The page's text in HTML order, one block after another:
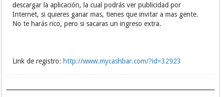
descargar la aplicación, la cual podrás ver publicidad por
Internet, si quieres ganar mas, tienes que invitar a mas gente.
No te harás rico, pero si sacaras un ingreso extra.
Link de registro: http://www.mycashbar.com/?id=32923